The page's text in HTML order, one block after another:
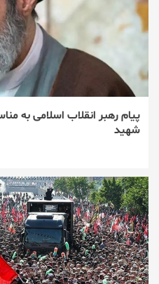
پیام رهبر انقلاب اسلامی به
شهید